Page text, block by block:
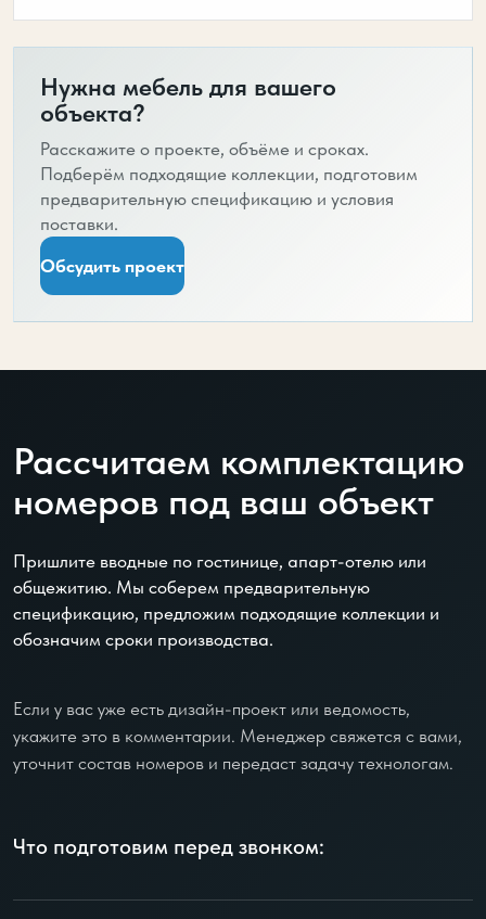
Нужна мебель для вашего
объекта?
Расскажите о проекте, объёме и сроках.
Подберём подходящие коллекции, подготовим
предварительную спецификацию и условия
поставки.
Обсудить проект
Рассчитаем комплектацию
номеров под ваш объект
Пришлите вводные по гостинице, апарт-отелю или
общежитию. Мы соберем предварительную
спецификацию, предложим подходящие коллекции и
обозначим сроки производства.
Если у вас уже есть дизайн-проект или ведомость,
укажите это в комментарии. Менеджер свяжется с вами,
уточнит состав номеров и передаст задачу технологам.
Что подготовим перед звонком: